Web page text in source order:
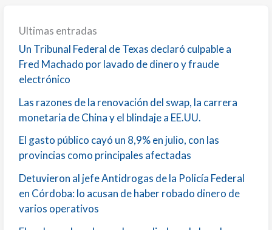
Ultimas entradas
Un Tribunal Federal de Texas declaró culpable a
Fred Machado por lavado de dinero y fraude
electrónico
Las razones de la renovación del swap, la carrera
monetaria de China y el blindaje a EE.UU.
El gasto público cayó un 8,9% en julio, con las
provincias como principales afectadas
Detuvieron al jefe Antidrogas de la Policía Federal
en Córdoba: lo acusan de haber robado dinero de
varios operativos